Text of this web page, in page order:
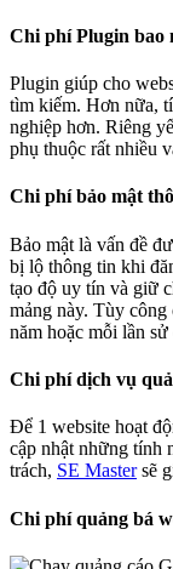
Chi phí Plugin bao
Plugin giúp cho
tìm kiếm. Hơn nữa,
nghiệp hơn. Riêng
phụ thuộc rất nhiều
Chi phí bảo mật
Bảo mật là vấn đề
bị lộ thông tin khi
tạo độ uy tín và giữ
mảng này. Tùy công
năm hoặc mỗi lần sử
Chi phí dịch vụ
Để 1 website hoạt
cập nhật những tính
trách, SE Mastersẽ
Chi phí quảng bá